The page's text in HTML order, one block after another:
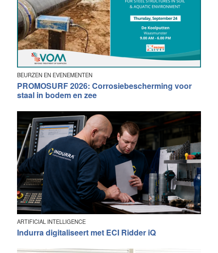
BEURZEN EN EVENEMENTEN
PROMOSURF 2026: Corrosiebescherming voor
staal in bodem en zee
ARTIFICIAL INTELLIGENCE
Indurra digitaliseert met ECI Ridder iQ